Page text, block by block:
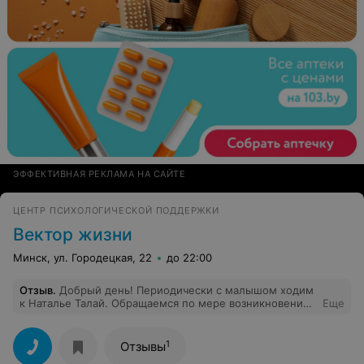
ЭФФЕКТИВНАЯ РЕКЛАМА НА САЙТЕ
ЦЕНТР ПСИХОЛОГИЧЕСКОЙ ПОДДЕРЖКИ
Вектор жизни
Минск, ул. Городецкая, 22 до 22:00
Отзыв. Добрый день! Периодически с малышом ходим
к Наталье Талай. Обращаемся по мере возникновения
отметить положительные изменения в порядке
проведения занятий: тематическая подготовка,
интересные материалы для малышей, проведение
Еще
Отзывы1